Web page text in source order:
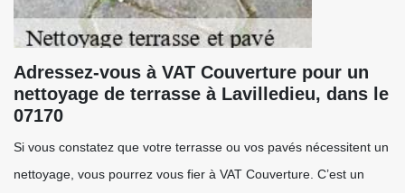
Adressez-vous à VAT Couverture pour un
nettoyage de terrasse à Lavilledieu, dans le
07170
Si vous constatez que votre terrasse ou vos pavés nécessitent un
nettoyage, vous pourrez vous fier à VAT Couverture. C’est un